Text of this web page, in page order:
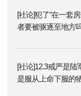
[社论]犯了“在一套
者要被驱逐至地方
[社论]12.3戒严是
是服从上命下服的